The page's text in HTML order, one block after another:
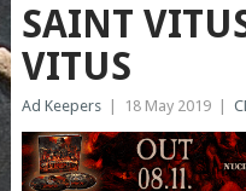
SAINT
VITUS
Ad Keepers 18 May 2019